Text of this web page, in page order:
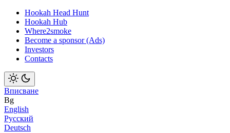
Hookah Head Hunt
Hookah Hub
Where2smoke
Become a sponsor (Ads)
Investors
Contacts
Вписване
Bg
English
Русский
Deutsch